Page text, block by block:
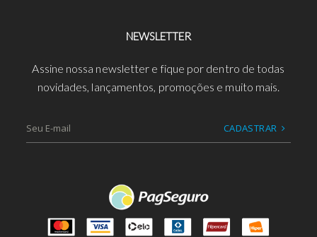
NEWSLETTER
Assine nossa newsletter e fique por dentro de todas
novidades, lançamentos, promoções e muito mais.
CADASTRAR